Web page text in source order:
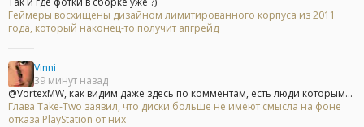
Геймеры восхищены дизайном лимитированного корпуса из 2011
года, который наконец-то получит апгрейд
Vinni
39 минут назад
@VortexMW, как видим даже здесь по комментам, есть люди которым...
Глава Take-Two заявил, что диски больше не имеют смысла на фоне
отказа PlayStation от них